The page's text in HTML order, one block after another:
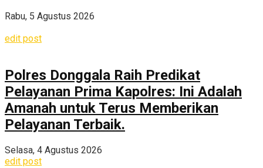
Rabu, 5 Agustus 2026
edit post
Polres Donggala Raih Predikat
Pelayanan Prima Kapolres: Ini Adalah
Amanah untuk Terus Memberikan
Pelayanan Terbaik.
Selasa, 4 Agustus 2026
edit post